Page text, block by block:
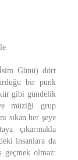
Günü) dört
bir punk
gibi gündelik
müziği grup
sıkan her şeye
çıkarmakla
insanlara da
geçmek olmaz: